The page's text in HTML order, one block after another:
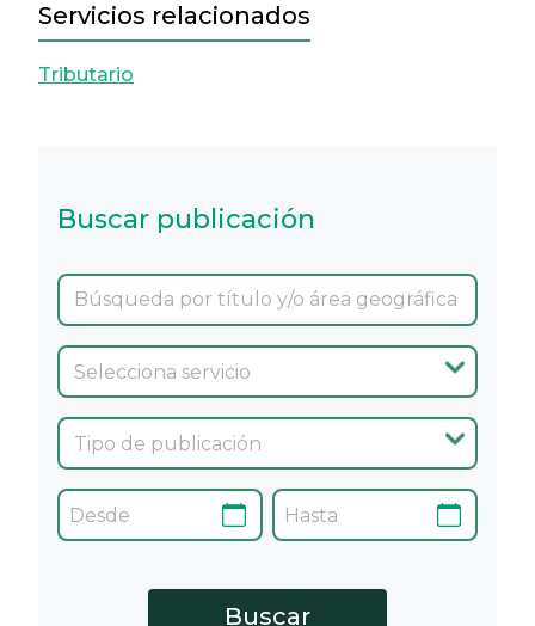
Servicios relacionados
Tributario
Buscar publicación